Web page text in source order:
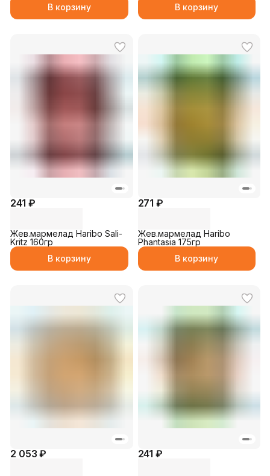
В корзину В корзину
241 ₽
Жев.мармелад Haribo Sali-
Kritz 160гр
В корзину
271 ₽
Жев.мармелад Haribo
Phantasia 175гр
В корзину
2 053 ₽ 241 ₽